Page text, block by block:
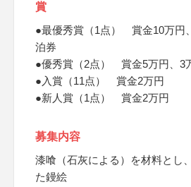
賞
●最優秀賞（1点） 賞金10万円
泊券
●優秀賞（2点） 賞金5万円、3
●入賞（11点） 賞金2万円
●新人賞（1点） 賞金2万円
募集内容
漆喰（石灰による）を材料とし
た鏝絵